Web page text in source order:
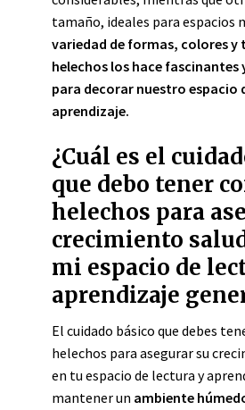
tamaño, ideales para espacios
variedad de formas, colores y
helechos los hace
para decorar nuestro espacio
aprendizaje.
¿Cuál es el
que debo tener
helechos para
crecimiento
mi espacio de
aprendizaje
El cuidado básico que debes
helechos para asegurar su
en tu espacio de lectura y
mantener un ambiente